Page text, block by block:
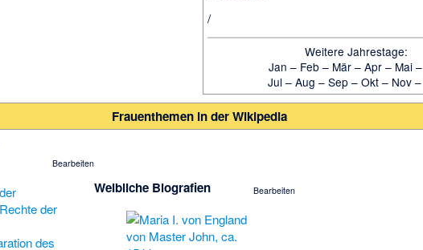
/
Weitere Jahrestage:
Jan – Feb – Mär– Apr– Mai–
Jul – Aug – Sep – Okt– Nov–
Frauenthemen in der Wikipedia
Bearbeiten
Weibliche Biografien Bearbeiten